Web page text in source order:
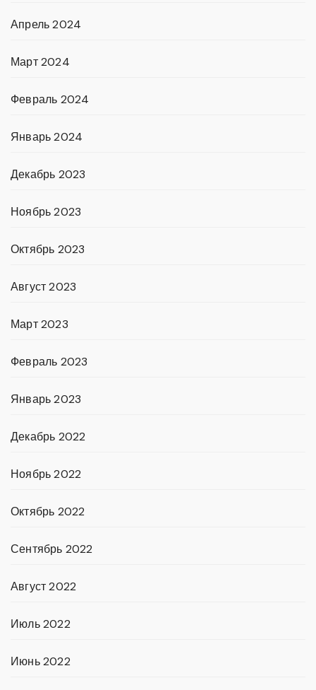
Апрель 2024
Март 2024
Февраль 2024
Январь 2024
Декабрь 2023
Ноябрь 2023
Октябрь 2023
Август 2023
Март 2023
Февраль 2023
Январь 2023
Декабрь 2022
Ноябрь 2022
Октябрь 2022
Сентябрь 2022
Август 2022
Июль 2022
Июнь 2022